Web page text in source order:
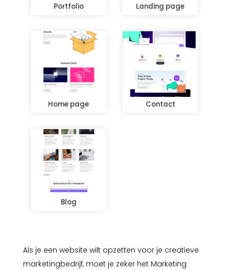
Als je een website wilt opzetten voor je creatieve
marketingbedrijf, moet je zeker het Marketing
Portfolio Landing page
Home page Contact
Blog